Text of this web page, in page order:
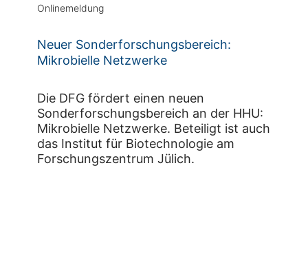
Onlinemeldung
Neuer Sonderforschungsbereich:
Mikrobielle Netzwerke
Die DFG fördert einen neuen
Sonderforschungsbereich an der HHU:
Mikrobielle Netzwerke. Beteiligt ist auch
das Institut für Biotechnologie am
Forschungszentrum Jülich.